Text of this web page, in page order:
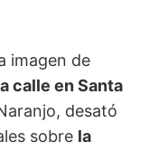
imagen de
calle en Santa
desató
sobre la